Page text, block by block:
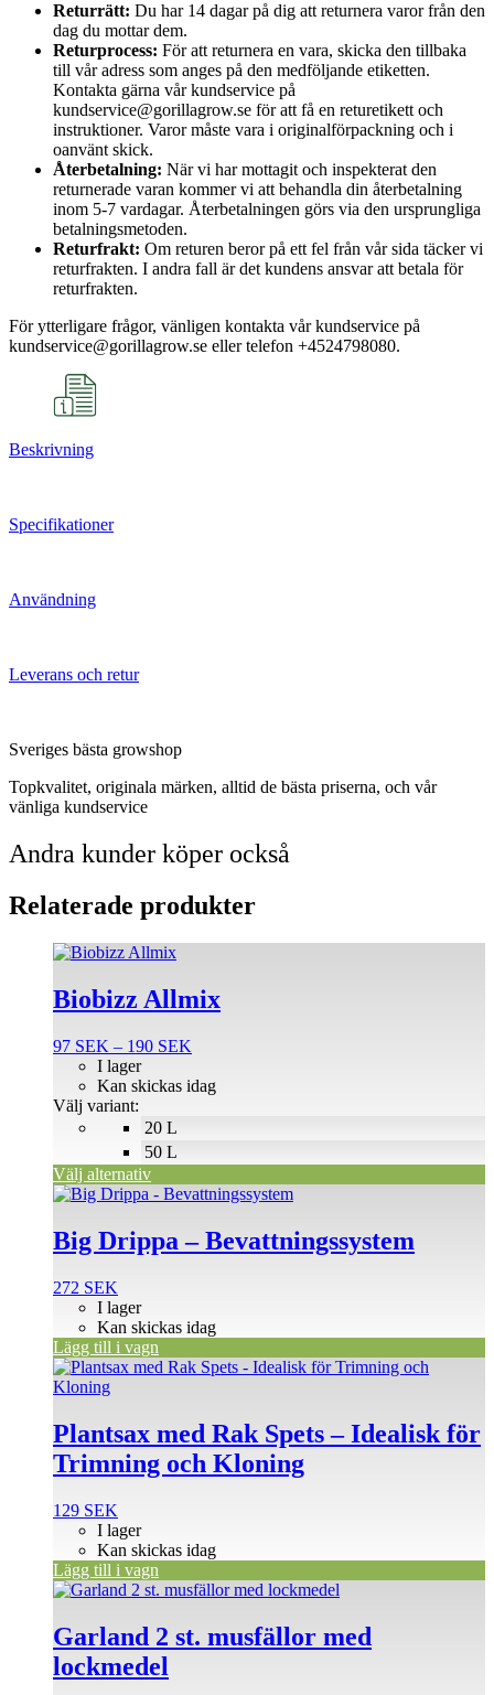
Returrätt: Du har 14 dagar på dig att returnera varor från den
dag du mottar dem.
Returprocess: För att returnera en vara, skicka den tillbaka
till vår adress som anges på den medföljande etiketten.
Kontakta gärna vår kundservice på
kundservice@gorillagrow.se för att få en returetikett och
instruktioner. Varor måste vara i originalförpackning och i
oanvänt skick.
Återbetalning: När vi har mottagit och inspekterat den
returnerade varan kommer vi att behandla din återbetalning
inom 5-7 vardagar. Återbetalningen görs via den ursprungliga
betalningsmetoden.
Returfrakt: Om returen beror på ett fel från vår sida täcker vi
returfrakten. I andra fall är det kundens ansvar att betala för
returfrakten.
För ytterligare frågor, vänligen kontakta vår kundservice på
kundservice@gorillagrow.se eller telefon +4524798080.
Beskrivning
Specifikationer
Användning
Leverans och retur
Sveriges bästa growshop
Topkvalitet, originala märken, alltid de bästa priserna, och vår
vänliga kundservice
Andra kunder köper också
Relaterade produkter
Biobizz Allmix
97 SEK – 190 SEK
till
20 L
50 L
I lager
Kan skickas idag
Välj variant:
Välj alternativ
Den
produkten
har
varianter.
olika
alternativen
på
produktsidan
Big Drippa – Bevattningssystem
272 SEK
I lager
Kan skickas idag
Lägg till i vagn
Plantsax med Rak Spets – Idealisk för
Trimning och Kloning
129 SEK
I lager
Kan skickas idag
Lägg till i vagn
Garland 2 st. musfällor med
lockmedel